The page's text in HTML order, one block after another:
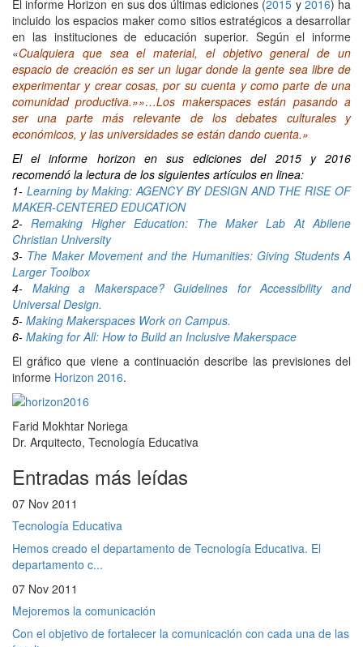
El informe Horizon en sus dos últimas ediciones (2015 y 2016) ha
incluido los espacios maker como sitios estratégicos a desarrollar
en las instituciones de educación superior. Según el informe
«Cualquiera que sea el material, el objetivo general de un
espacio de creación es ser un lugar donde la gente sea libre de
experimentar y crear cosas, por su cuenta y como parte de una
comunidad productiva.»»…Los makerspaces están pasando a
ser una parte más relevante de los debates culturales y
económicos, y las universidades se están dando cuenta.»
El el informe horizon en sus ediciones del 2015 y 2016
recomendó la lectura de los siguientes artículos en linea:
1- Learning by Making: AGENCY BY DESIGN AND THE RISE OF
MAKER-CENTERED EDUCATION
2- Remaking Higher Education: The Maker Lab At Abilene
Christian University
3- The Maker Movement and the Humanities: Giving Students A
Larger Toolbox
4- Making a Makerspace? Guidelines for Accessibility and
Universal Design.
5- Making Makerspaces Work on Campus.
6- Making for All: How to Build an Inclusive Makerspace
El gráfico que viene a continuación describe las previsiones del
informe Horizon 2016.
Farid Mokhtar Noriega
Dr. Arquitecto, Tecnología Educativa
Entradas más leídas
07 Nov 2011
Tecnología Educativa
Hemos creado el departamento de Tecnología Educativa. El
departamento c...
07 Nov 2011
Mejoremos la comunicación
Con el objetivo de fortalecer la comunicación con cada una de las